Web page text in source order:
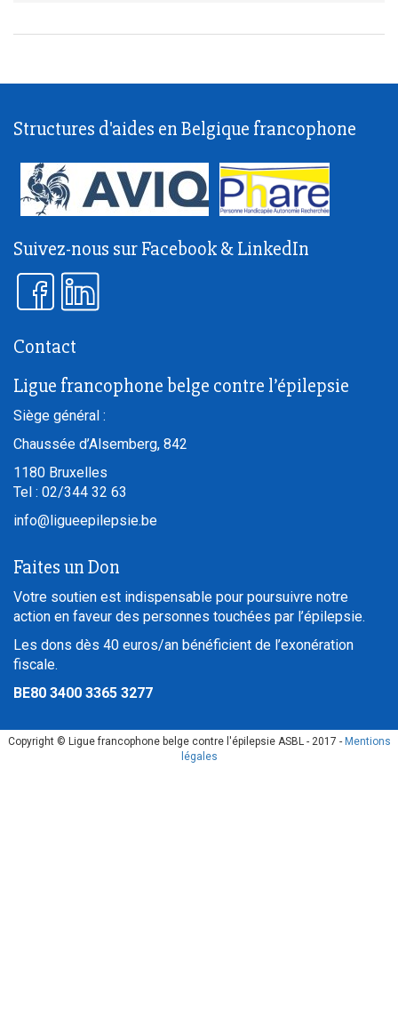
Structures d'aides en Belgique francophone
Suivez-nous sur Facebook & LinkedIn
Contact
Ligue francophone belge contre l’épilepsie
Siège général :
Chaussée d’Alsemberg, 842
1180 Bruxelles
Tel : 02/344 32 63
info@ligueepilepsie.be
Faites un Don
Votre soutien est indispensable pour poursuivre notre
action en faveur des personnes touchées par l’épilepsie.
Les dons dès 40 euros/an bénéficient de l’exonération
fiscale.
BE80 3400 3365 3277
Copyright © Ligue francophone belge contre l'épilepsie ASBL - 2017 - Mentions
légales